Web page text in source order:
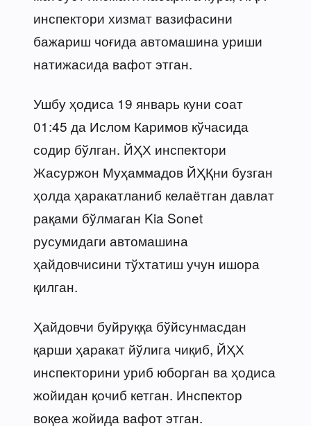
инспектори хизмат вазифасини
бажариш чоғида автомашина уриши
натижасида вафот этган.
Ушбу ҳодиса 19 январь куни соат
01:45 да Ислом Каримов кўчасида
содир бўлган. ЙҲХ инспектори
Жасуржон Муҳаммадов ЙҲҚни бузган
ҳолда ҳаракатланиб келаётган давлат
рақами бўлмаган Kia Sonet
русумидаги автомашина
ҳайдовчисини тўхтатиш учун ишора
қилган.
Ҳайдовчи буйруққа бўйсунмасдан
қарши ҳаракат йўлига чиқиб, ЙҲХ
инспекторини уриб юборган ва ҳодиса
жойидан қочиб кетган. Инспектор
воқеа жойида вафот этган.